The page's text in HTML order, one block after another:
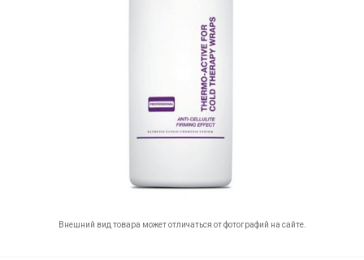
Внешний вид товара может отличаться от фотографий на сайте.